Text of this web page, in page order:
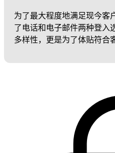
为了最大程度地满足现今客
了电话和电子邮件两种登入
多样性，更是为了体贴符合